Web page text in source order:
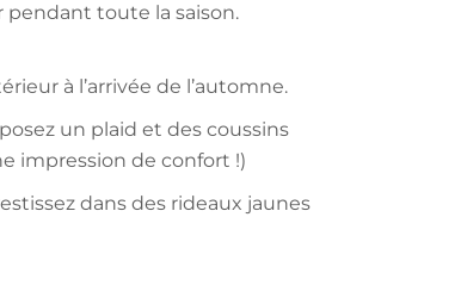
toute la saison.
à l’arrivée de l’automne.
un plaid et des coussins
impression de confort !)
dans des rideaux jaunes